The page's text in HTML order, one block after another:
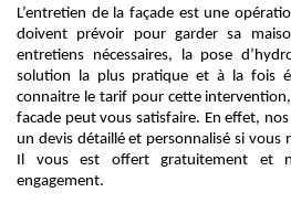
L’entretien de la façade est une
doivent prévoir pour garder sa
entretiens nécessaires, la pose
solution la plus pratique et à la fois
connaitre le tarif pour cette
facade peut vous satisfaire. En effet,
un devis détaillé et personnalisé si vous
Il vous est offert gratuitement et
engagement.